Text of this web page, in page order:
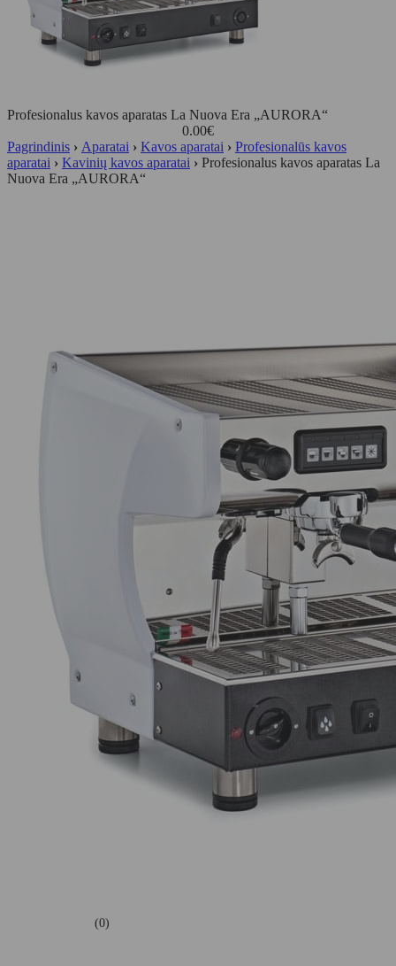
Profesionalus kavos aparatas La Nuova Era „AURORA“
0.00€
Pagrindinis › Aparatai › Kavos aparatai › Profesionalūs kavos
aparatai › Kavinių kavos aparatai › Profesionalus kavos aparatas La
Nuova Era „AURORA“
(0)